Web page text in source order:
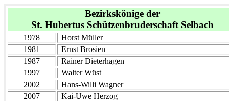
Bezirkskönige der
St. Hubertus Schützenbruderschaft Selbach
1978
Horst Müller
1981
Ernst Brosien
1987
Rainer Dieterhagen
1997
Walter Wüst
2002
Hans-Willi Wagner
2007
Kai-Uwe Herzog